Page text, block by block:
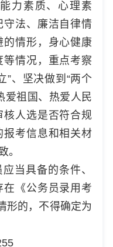
力素质、心理素
守法、廉洁自律情
的情形，身心健康
情况，重点考察
”、坚决做到“两个
爱祖国、热爱人民
人选是否符合规
报考信息和相关材
。
当具备的条件、
《公务员录用考
形的，不得确定为